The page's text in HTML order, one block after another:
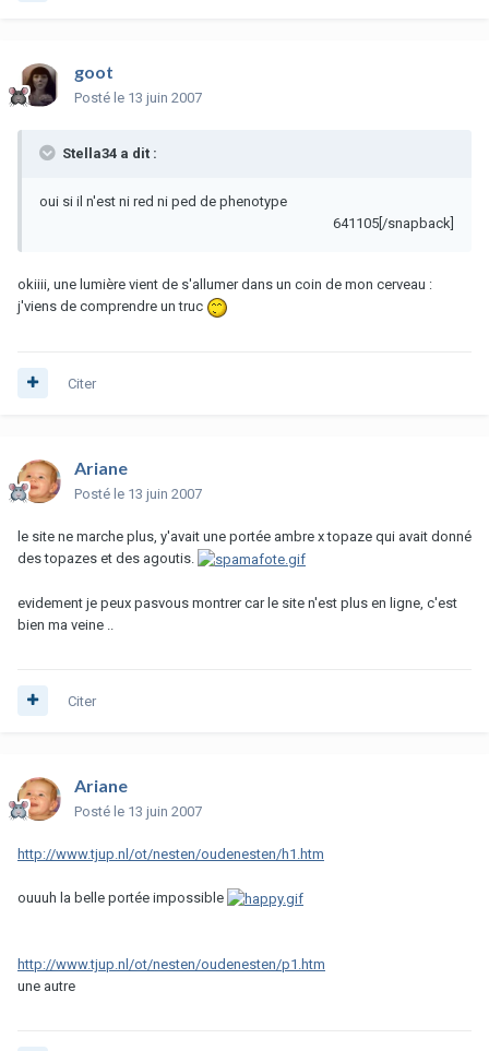
goot
Posté le 13 juin 2007
Stella34 a dit :
oui si il n'est ni red ni ped de phenotype
641105[/snapback]
okiiii, une lumière vient de s'allumer dans un coin de mon cerveau :
j'viens de comprendre un truc
Citer
Ariane
Posté le 13 juin 2007
le site ne marche plus, y'avait une portée ambre x topaze qui avait donné
des topazes et des agoutis.
evidement je peux pasvous montrer car le site n'est plus en ligne, c'est
bien ma veine ..
Citer
Ariane
Posté le 13 juin 2007
http://www.tjup.nl/ot/nesten/oudenesten/h1.htm
ouuuh la belle portée impossible
http://www.tjup.nl/ot/nesten/oudenesten/p1.htm
une autre